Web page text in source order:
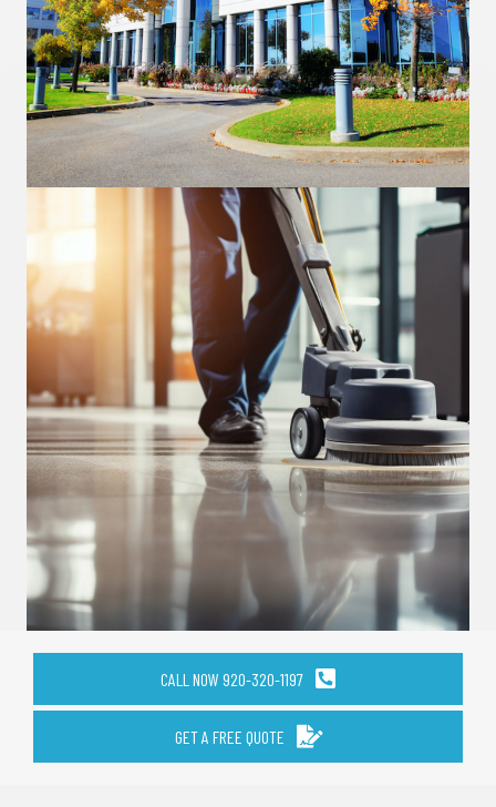
CALL NOW 920-320-1197
GET A FREE QUOTE